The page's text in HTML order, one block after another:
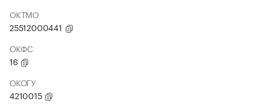
ОКТМО
25512000441
ОКФС
16
ОКОГУ
4210015